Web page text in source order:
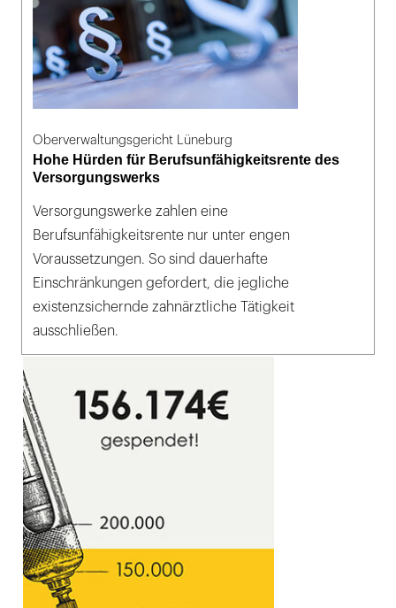
Oberverwaltungsgericht Lüneburg
Hohe Hürden für Berufsunfähigkeitsrente des
Versorgungswerks
Versorgungswerke zahlen eine
Berufsunfähigkeitsrente nur unter engen
Voraussetzungen. So sind dauerhafte
Einschränkungen gefordert, die jegliche
existenzsichernde zahnärztliche Tätigkeit
ausschließen.